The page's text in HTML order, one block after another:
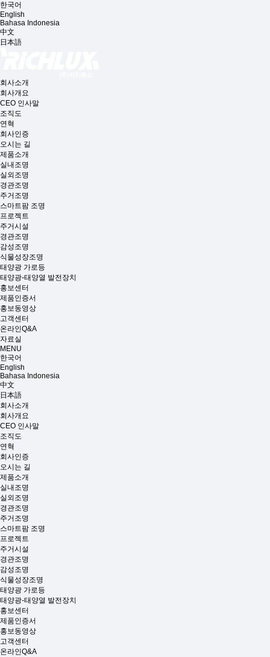
한국어
English
Bahasa Indonesia
中文
日本語
회사소개
회사개요
CEO 인사말
조직도
연혁
회사인증
오시는 길
제품소개
실내조명
실외조명
경관조명
주거조명
스마트팜 조명
프로젝트
주거시설
경관조명
감성조명
식물성장조명
태양광 가로등
태양광-태양열 발전장치
홍보센터
제품인증서
홍보동영상
고객센터
온라인Q&A
자료실
MENU
한국어
English
Bahasa Indonesia
中文
日本語
회사소개
회사개요
CEO 인사말
조직도
연혁
회사인증
오시는 길
제품소개
실내조명
실외조명
경관조명
주거조명
스마트팜 조명
프로젝트
주거시설
경관조명
감성조명
식물성장조명
태양광 가로등
태양광-태양열 발전장치
홍보센터
제품인증서
홍보동영상
고객센터
온라인Q&A